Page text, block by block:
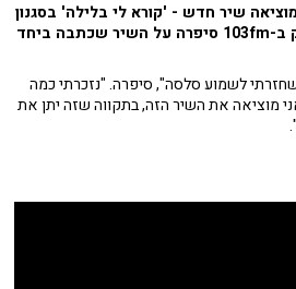
שיר חדש - 'קורא לי בלילה' בסגנון
לטיני. בשיחה עם רז שכניק ב-103fm סיפרה על השיר שכתבה ביחד
לשמוע סלסה", סיפרה. "נזכרתי כמה
מוציאה את השיר הזה, בתקווה שזה יתן את